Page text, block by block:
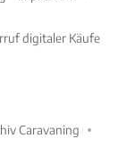
digitaler Käufe
Caravaning